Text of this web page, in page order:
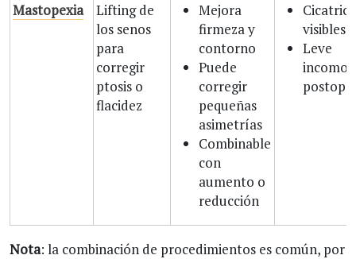
Mastopexia
Lifting de
los senos
para
corregir
ptosis o
flacidez
Mejora
firmeza y
contorno
Puede
corregir
pequeñas
asimetrías
Combinable
con
aumento o
reducción
visibles
Leve
Nota: la combinación de procedimientos es común, por